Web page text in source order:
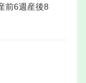
前6週産後8